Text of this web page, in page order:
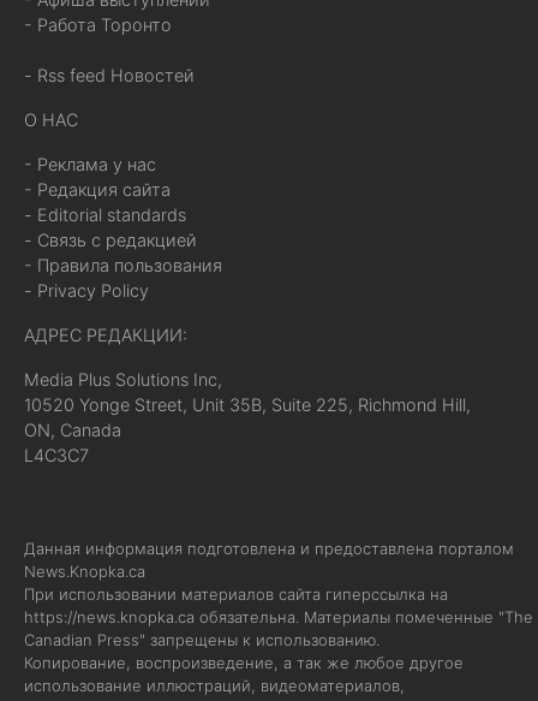
- Работа Торонто
- Rss feed Новостей
О НАС
- Реклама у нас
- Редакция сайта
- Editorial standards
- Связь с редакцией
- Правила пользования
- Privacy Policy
АДРЕС РЕДАКЦИИ:
Media Plus Solutions Inc,
10520 Yonge Street, Unit 35B, Suite 225, Richmond Hill,
ON, Canada
L4C3C7
Данная информация подготовлена и предоставлена порталом
News.Knopka.ca
При использовании материалов сайта гиперссылка на
https://news.knopka.ca обязательна. Материалы помеченные "The
Canadian Press" запрещены к использованию.
Копирование, воспроизведение, а так же любое другое
использование иллюстраций, видеоматериалов,